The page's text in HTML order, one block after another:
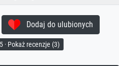
Dodaj do ulubionych
· Pokaż recenzje (3)